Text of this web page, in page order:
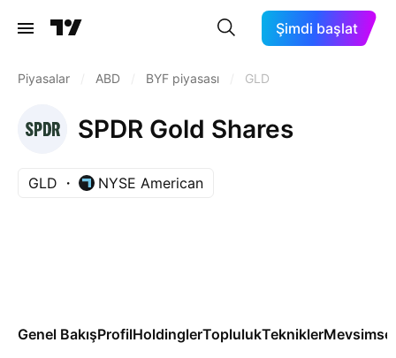
Şimdi başlat
Piyasalar ABD BYF piyasası GLD
SPDR Gold Shares
GLD NYSE American
Genel BakışProfilHoldinglerToplulukTeknikler